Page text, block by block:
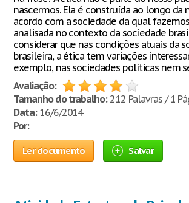
nascermos. Ela é construída ao longo da
acordo com a sociedade da qual fazemos
analisada no contexto da sociedade
considerar que nas condições atuais da
brasileira, a ética tem variações
exemplo, nas sociedades políticas nem
Avaliação:
Tamanho do trabalho:212 Palavras / 1
Data:16/6/2014
Por:
Ler documento Salvar